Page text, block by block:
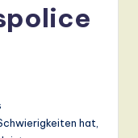
hat,